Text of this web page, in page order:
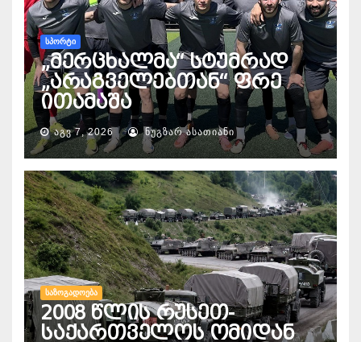
ᲡᲞᲝᲠᲢᲘ
„მერცხალმა“ სტუმრად
„არაგველებთან“ ფრე
ითამაშა
ᲐᲒᲕ 7, 2026 ᲜᲣᲒᲖᲐᲠ ᲐᲡᲐᲗᲘᲐᲜᲘ
ᲡᲐᲖᲝᲒᲐᲓᲝᲔᲑᲐ
2008 წლის რუსეთ-
საქართველოს ომიდან